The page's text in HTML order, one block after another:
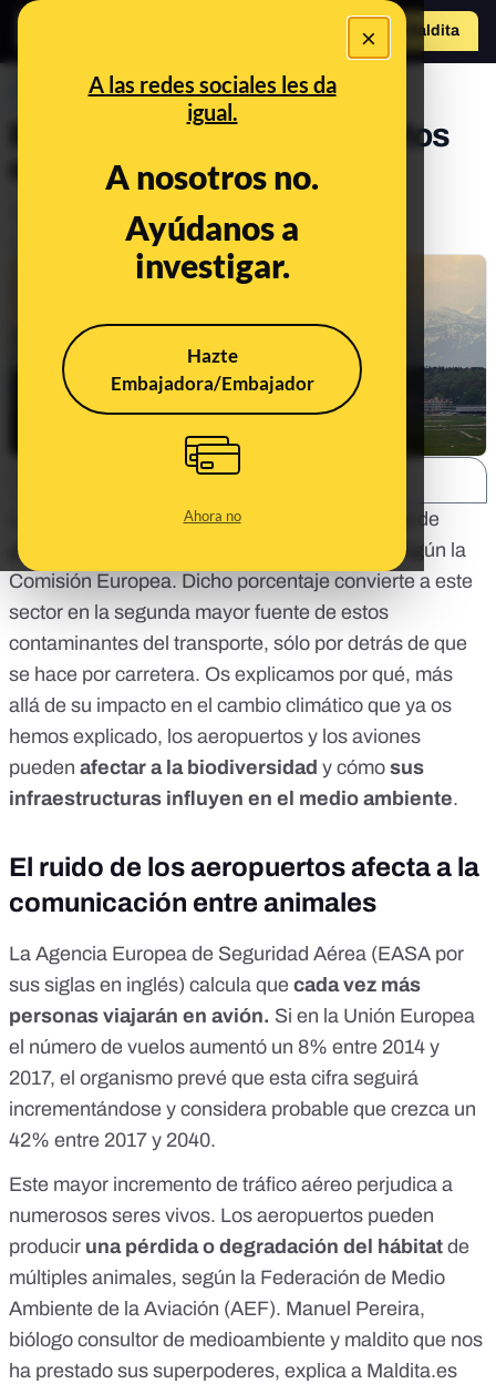
×
A las redes sociales les da
igual.
A nosotros no.
Ayúdanos a
investigar.
Hazte
Embajadora/Embajador
Ahora no
Hazte Maldito
PREBUNKING
El impacto de los aeropuertos
en el medio ambiente
Medio ambiente
Jun 29, 2022, 7:14:00 AM
genera el 13,9% de las emisiones de
gases de efecto invernadero del transporte,
según la
Comisión Europea. Dicho porcentaje convierte a este
sector en la segunda mayor fuente de estos
contaminantes del transporte, sólo por detrás de que
se hace por carretera. Os explicamos por qué, más
allá de su impacto en el cambio climático que ya os
hemos explicado, los aeropuertos y los aviones
pueden afectar a la biodiversidad y cómo sus
infraestructuras influyen en el medio ambiente.
El ruido de los aeropuertos afecta a la
comunicación entre animales
La Agencia Europea de Seguridad Aérea (EASA por
sus siglas en inglés) calcula que cada vez más
personas viajarán en avión. Si en la Unión Europea
el número de vuelos aumentó un 8% entre 2014 y
2017, el organismo prevé que esta cifra seguirá
incrementándose y considera probable que crezca un
42% entre 2017 y 2040.
Este mayor incremento de tráfico aéreo perjudica a
numerosos seres vivos. Los aeropuertos pueden
producir una pérdida o degradación del hábitat de
múltiples animales, según la Federación de Medio
Ambiente de la Aviación (AEF). Manuel Pereira,
biólogo consultor de medioambiente y maldito que nos
ha prestado sus superpoderes, explica a Maldita.es